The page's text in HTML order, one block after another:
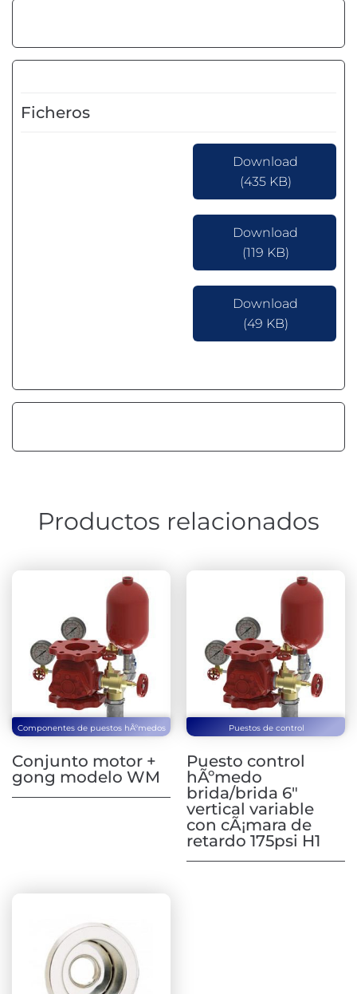
Ficheros
Download
(435 KB)
Download
(119 KB)
Download
(49 KB)
Productos relacionados
Componentes de puestos hÃºmedos
Conjunto motor +
gong modelo WM
Puestos de control
Puesto control
hÃºmedo
brida/brida 6″
vertical variable
con cÃ¡mara de
retardo 175psi H1